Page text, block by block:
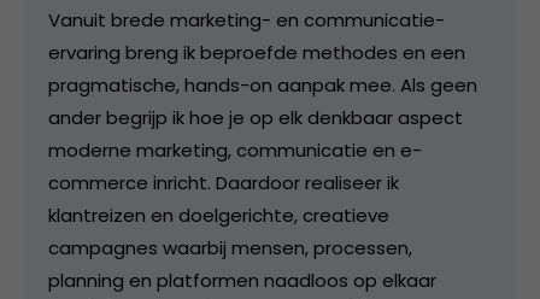
Vanuit brede marketing- en communicatie-
ervaring breng ik beproefde methodes en een
pragmatische, hands-on aanpak mee. Als geen
ander begrijp ik hoe je op elk denkbaar aspect
moderne marketing, communicatie en e-
commerce inricht. Daardoor realiseer ik
klantreizen en doelgerichte, creatieve
campagnes waarbij mensen, processen,
planning en platformen naadloos op elkaar